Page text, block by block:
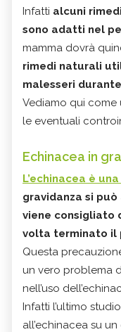
Infatti alcuni
sono adatti nel
mamma dovrà
rimedi naturali
malesseri
Vediamo qui come
le eventuali
Echinacea in
L’echinacea è
gravidanza si
viene consigliato
volta terminato il
Questa
un vero problema
nell’uso
Infatti l’ultimo
all’echinacea su